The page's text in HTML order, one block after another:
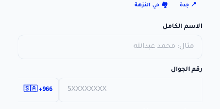
📍 جدة 🏘️ حي النزهة
الاسم الكامل
رقم الجوال
🇸🇦 +966